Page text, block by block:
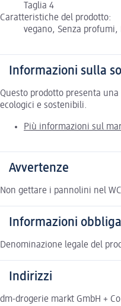
Taglia 4
Caratteristiche del prodotto:
vegano, Senza profumi,
Informazioni sulla
Questo prodotto presenta
ecologici e sostenibili.
Più informazioni sul
Avvertenze
Non gettare i pannolini nel
Informazioni
Denominazione legale del
Indirizzi
dm-drogerie markt GmbH +